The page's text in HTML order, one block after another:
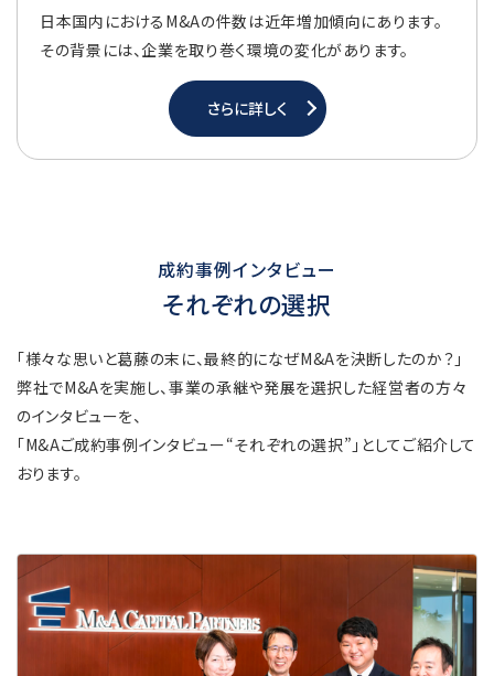
日本国内におけるM&Aの件数は近年増加傾向にあります。
その背景には、企業を取り巻く環境の変化があります。
さらに詳しく
成約事例インタビュー
それぞれの選択
「様々な思いと葛藤の末に、最終的になぜM&Aを決断したのか？」
弊社でM&Aを実施し、事業の承継や発展を選択した経営者の方々
のインタビューを、
「M&Aご成約事例インタビュー“それぞれの選択”」としてご紹介して
おります。